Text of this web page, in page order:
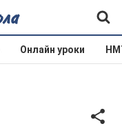
Онлайн уроки